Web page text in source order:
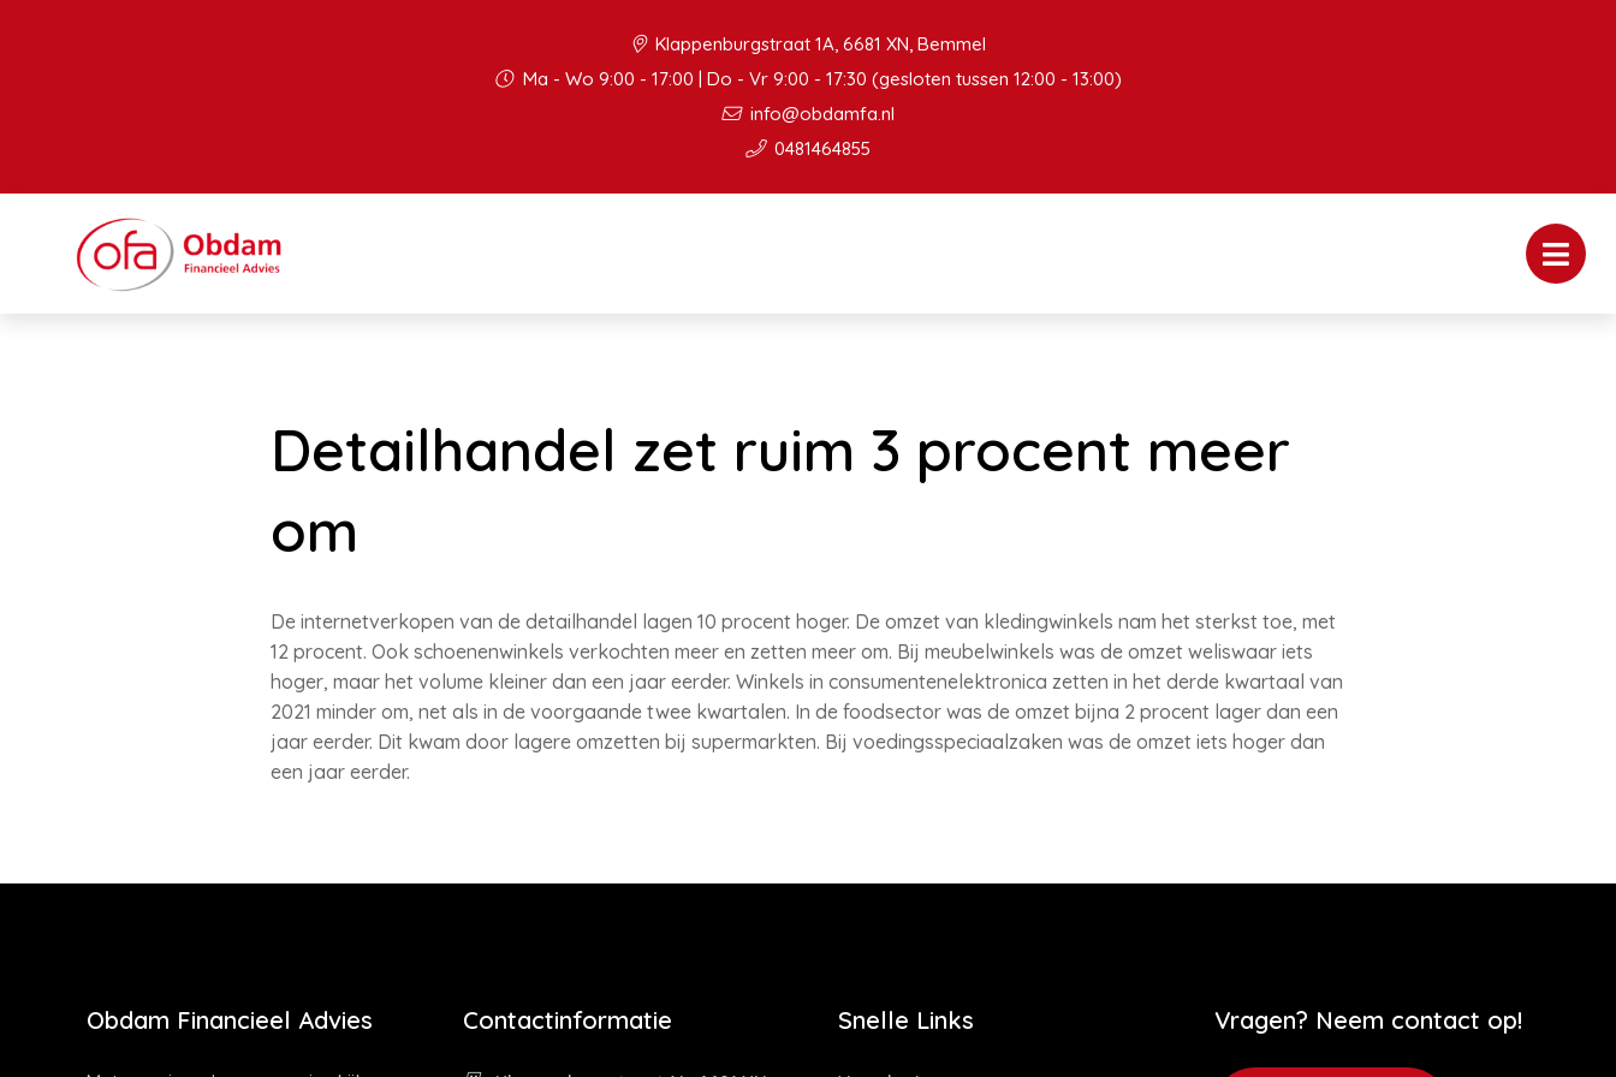
Klappenburgstraat 1A, 6681 XN, Bemmel
Ma - Wo 9:00 - 17:00 | Do - Vr 9:00 - 17:30 (gesloten tussen 12:00 - 13:00)
info@obdamfa.nl
0481464855
Detailhandel zet ruim 3 procent meer
om
De internetverkopen van de detailhandel lagen 10 procent hoger. De omzet van kledingwinkels nam het sterkst toe, met
12 procent. Ook schoenenwinkels verkochten meer en zetten meer om. Bij meubelwinkels was de omzet weliswaar iets
hoger, maar het volume kleiner dan een jaar eerder. Winkels in consumentenelektronica zetten in het derde kwartaal van
2021 minder om, net als in de voorgaande twee kwartalen. In de foodsector was de omzet bijna 2 procent lager dan een
jaar eerder. Dit kwam door lagere omzetten bij supermarkten. Bij voedingsspeciaalzaken was de omzet iets hoger dan
een jaar eerder.
Obdam Financieel Advies Contactinformatie Snelle Links Vragen? Neem contact op!